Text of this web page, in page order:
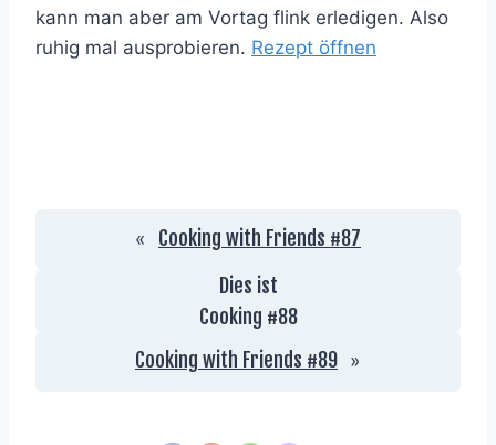
kann man aber am Vortag flink erledigen. Also
ruhig mal ausprobieren. Rezept öffnen
«
Cooking with Friends #87
Dies ist
Cooking #88
Cooking with Friends #89 »